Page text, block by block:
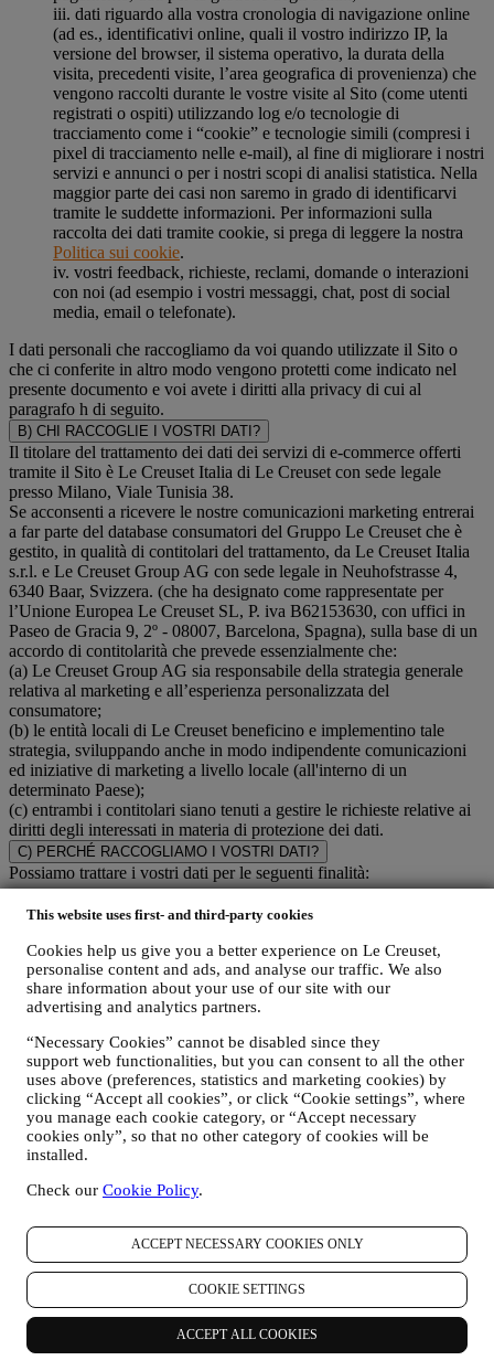
This website uses first- and third-party cookies
Cookies help us give you a better experience on Le Creuset,
personalise content and ads, and analyse our traffic. We also
share information about your use of our site with our
advertising and analytics partners.
“Necessary Cookies” cannot be disabled since they
support web functionalities, but you can consent to all the other
uses above (preferences, statistics and marketing cookies) by
clicking “Accept all cookies”, or click “Cookie settings”, where
you manage each cookie category, or “Accept necessary
cookies only”, so that no other category of cookies will be
installed.
Check our Cookie Policy.
ACCEPT NECESSARY COOKIES ONLY
COOKIE SETTINGS
ACCEPT ALL COOKIES
iii. dati riguardo alla vostra cronologia di navigazione online
(ad es., identificativi online, quali il vostro indirizzo IP, la
versione del browser, il sistema operativo, la durata della
visita, precedenti visite, l’area geografica di provenienza) che
vengono raccolti durante le vostre visite al Sito (come utenti
registrati o ospiti) utilizzando log e/o tecnologie di
tracciamento come i “cookie” e tecnologie simili (compresi i
pixel di tracciamento nelle e-mail), al fine di migliorare i nostri
servizi e annunci o per i nostri scopi di analisi statistica. Nella
maggior parte dei casi non saremo in grado di identificarvi
tramite le suddette informazioni. Per informazioni sulla
raccolta dei dati tramite cookie, si prega di leggere la nostra
Politica sui cookie.
iv. vostri feedback, richieste, reclami, domande o interazioni
con noi (ad esempio i vostri messaggi, chat, post di social
media, email o telefonate).
I dati personali che raccogliamo da voi quando utilizzate il Sito o
che ci conferite in altro modo vengono protetti come indicato nel
presente documento e voi avete i diritti alla privacy di cui al
paragrafo h di seguito.
B) CHI RACCOGLIE I VOSTRI DATI?
Il titolare del trattamento dei dati dei servizi di e-commerce offerti
tramite il Sito è Le Creuset Italia di Le Creuset con sede legale
presso Milano, Viale Tunisia 38.
Se acconsenti a ricevere le nostre comunicazioni marketing entrerai
a far parte del database consumatori del Gruppo Le Creuset che è
gestito, in qualità di contitolari del trattamento, da Le Creuset Italia
s.r.l. e Le Creuset Group AG con sede legale in Neuhofstrasse 4,
6340 Baar, Svizzera. (che ha designato come rappresentate per
l’Unione Europea Le Creuset SL, P. iva B62153630, con uffici in
Paseo de Gracia 9, 2º - 08007, Barcelona, Spagna), sulla base di un
accordo di contitolarità che prevede essenzialmente che:
(a) Le Creuset Group AG sia responsabile della strategia generale
relativa al marketing e all’esperienza personalizzata del
consumatore;
(b) le entità locali di Le Creuset beneficino e implementino tale
strategia, sviluppando anche in modo indipendente comunicazioni
ed iniziative di marketing a livello locale (all'interno di un
determinato Paese);
(c) entrambi i contitolari siano tenuti a gestire le richieste relative ai
diritti degli interessati in materia di protezione dei dati.
C) PERCHÉ RACCOGLIAMO I VOSTRI DATI?
Possiamo trattare i vostri dati per le seguenti finalità:
Potremmo essere tenuti a trattare alcuni dati che vi riguardano
per adempiere a nostri obblighi legali e ad altri obblighi
derivanti da istruzioni ricevute da parte di autorità.
Utilizzeremo i vostri dati per creare un account Le Creuset
che vi darà accesso a una serie di vantaggi riservati agli utenti
registrati per usufruire al meglio dei nostri servizi, quali, un
checkout più rapido, la possibilità di salvare più indirizzi di
spedizione, visualizzare e monitorare ordini. Tale attività di
trattamento è basata sull’adempimento contrattuale di tali
NOSTRI PRODOTTI, SERVIZI E ASSISTENZA
Utilizzeremo i vostri dati per gestire il rapporto contrattuale
con voi, i vostri acquisti di prodotti sul Sito e/o nei nostri
negozi Le Creuset, il vostro utilizzo del Sito, qualsiasi
successiva assistenza post-vendita o la vostra aderenza a
concorsi. Potremmo essere tenuti a trattare alcuni dati che vi
riguardano per nostri scopi amministrativi correlati al rapporto